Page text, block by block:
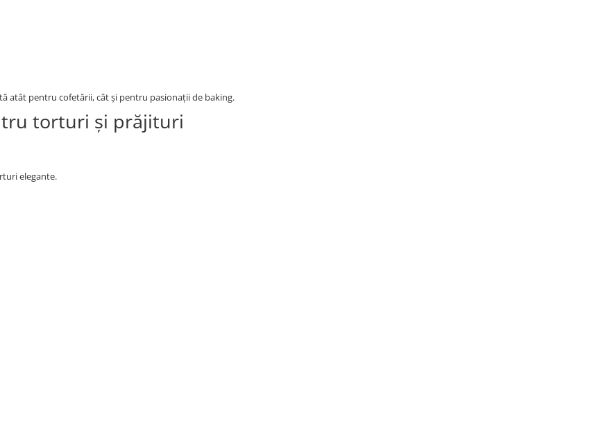
atât pentru cofetării, cât și pentru pasionații de baking.
torturi și prăjituri
elegante.